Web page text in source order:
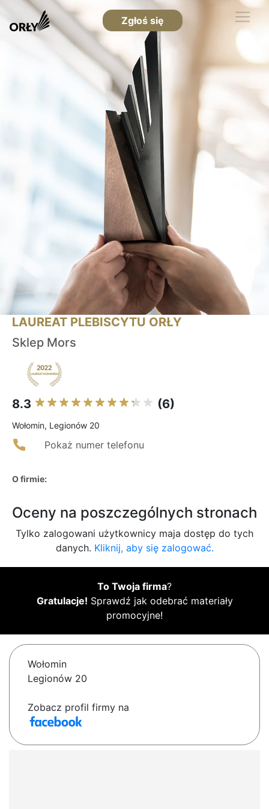
Zgłoś się
LAUREAT PLEBISCYTU ORŁY
Sklep Mors
8.3 (6)
Wołomin, Legionów 20
Pokaż numer telefonu
O firmie:
Oceny na poszczególnych stronach
Tylko zalogowani użytkownicy maja dostęp do tych
danych. Kliknij, aby się zalogować.
To Twoja firma?
Gratulacje! Sprawdź jak odebrać materiały
promocyjne!
Wołomin
Legionów 20
Zobacz profil firmy na